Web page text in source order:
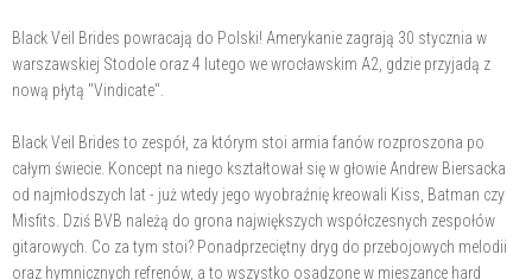
Black Veil Brides powracają do Polski! Amerykanie zagrają 30 stycznia w
warszawskiej Stodole oraz 4 lutego we wrocławskim A2, gdzie przyjadą z
nową płytą "Vindicate".
Black Veil Brides to zespół, za którym stoi armia fanów rozproszona po
całym świecie. Koncept na niego kształtował się w głowie Andrew Biersacka
od najmłodszych lat - już wtedy jego wyobraźnię kreowali Kiss, Batman czy
Misfits. Dziś BVB należą do grona największych współczesnych zespołów
gitarowych. Co za tym stoi? Ponadprzeciętny dryg do przebojowych melodii
oraz hymnicznych refrenów, a to wszystko osadzone w mieszance hard